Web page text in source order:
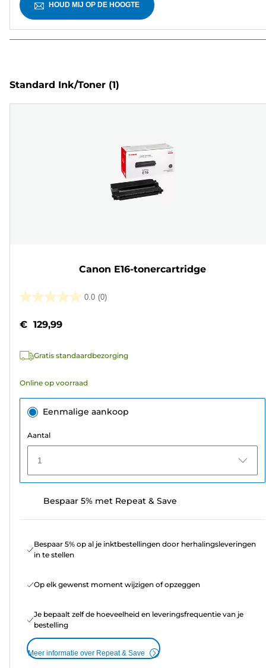
HOUD MIJ OP DE HOOGTE
Standard Ink/Toner (1)
Canon E16-tonercartridge
0.0 (0)
0.0
de
sterren.
€ 129,99
Gratis standaardbezorging
Online op voorraad
Eenmalige aankoop
Aantal
1
Bespaar 5% met Repeat & Save
Bespaar 5% op al je inktbestellingen door herhalingsleveringen
in te stellen
Op elk gewenst moment wijzigen of opzeggen
Je bepaalt zelf de hoeveelheid en leveringsfrequentie van je
bestelling
Meer informatie over Repeat & Save